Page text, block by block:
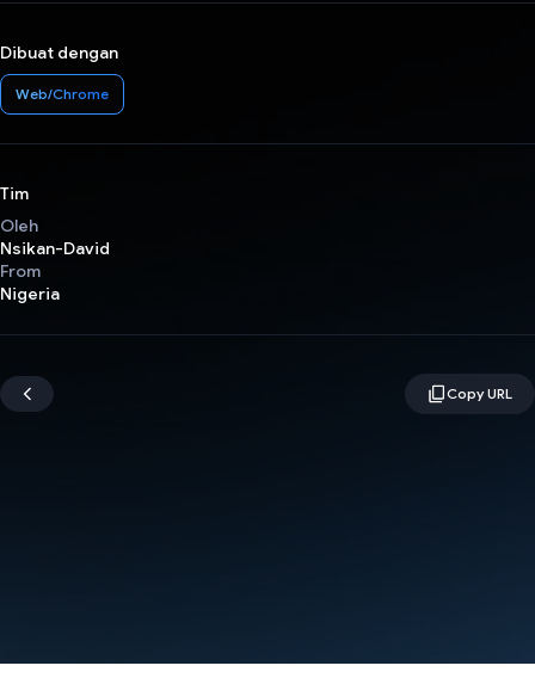
Dibuat dengan
Web/Chrome
Tim
Oleh
Nsikan-David
From
Nigeria